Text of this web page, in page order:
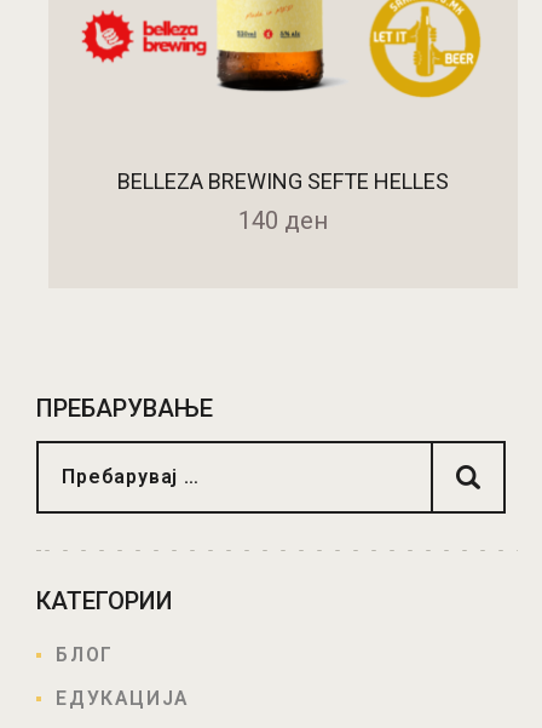
BELLEZA BREWING SEFTE HELLES
140 ден
ПРЕБАРУВАЊЕ
КАТЕГОРИИ
БЛОГ
ЕДУКАЦИЈА